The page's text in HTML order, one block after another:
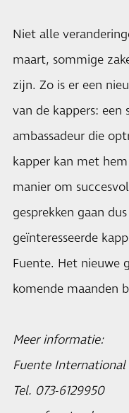
Niet alle
maart, sommige
zijn. Zo is er een
van de kappers: een
ambassadeur die
kapper kan met
manier om
gesprekken gaan
geïnteresseerde
Fuente. Het nieuwe
komende maanden
Meer informatie:
Fuente International
Tel. 073-6129950